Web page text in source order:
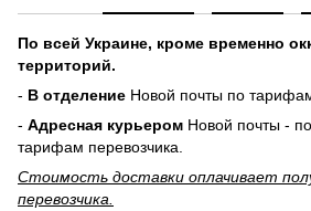
По всей Украине, кроме временно
территорий.
- В отделение Новой почты по
- Адресная курьером Новой почты - по
тарифам перевозчика.
Стоимость доставки оплачивает
перевозчика.